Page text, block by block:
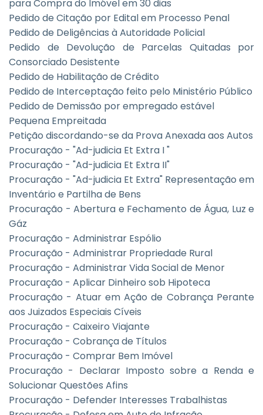
para Compra do Imóvel em 30 dias
Pedido de Citação por Edital em Processo Penal
Pedido de Deligências à Autoridade Policial
Pedido de Devolução de Parcelas Quitadas por
Consorciado Desistente
Pedido de Habilitação de Crédito
Pedido de Interceptação feito pelo Ministério Público
Pedido de Demissão por empregado estável
Pequena Empreitada
Petição discordando-se da Prova Anexada aos Autos
Procuração - "Ad-judicia Et Extra I "
Procuração - "Ad-judicia Et Extra II"
Procuração - "Ad-judicia Et Extra" Representação em
Inventário e Partilha de Bens
Procuração - Abertura e Fechamento de Água, Luz e
Gáz
Procuração - Administrar Espólio
Procuração - Administrar Propriedade Rural
Procuração - Administrar Vida Social de Menor
Procuração - Aplicar Dinheiro sob Hipoteca
Procuração - Atuar em Ação de Cobrança Perante
aos Juizados Especiais Cíveis
Procuração - Caixeiro Viajante
Procuração - Cobrança de Títulos
Procuração - Comprar Bem Imóvel
Procuração - Declarar Imposto sobre a Renda e
Solucionar Questões Afins
Procuração - Defender Interesses Trabalhistas